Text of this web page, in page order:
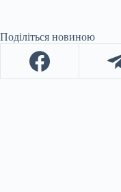
Поділіться новиною